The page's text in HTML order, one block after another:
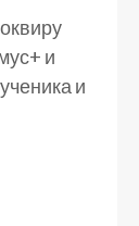
и
и